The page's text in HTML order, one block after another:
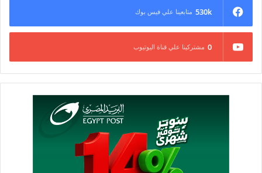
530k متابعينا علي فيس بوك
0 مشتركينا علي قناة اليوتيوب